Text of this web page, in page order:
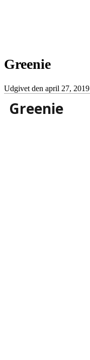
Greenie
Udgivet den april 27, 2019
Greenie